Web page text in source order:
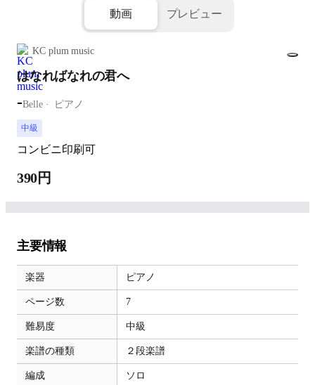
動画 プレビュー
KC plum music
はなればなれの君へ
-Belle ピアノ
中級
コンビニ印刷可
390円
主要情報
楽器 ピアノ
ページ数 7
難易度 中級
楽譜の種類 ２段楽譜
編成 ソロ